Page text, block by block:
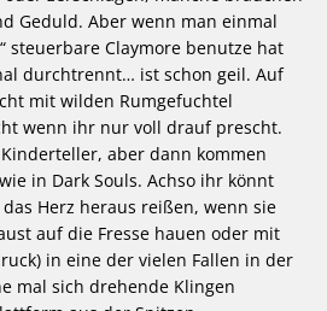
Geduld. Aber wenn man einmal
steuerbare Claymore benutze hat
durchtrennt… ist schon geil. Auf
mit wilden Rumgefuchtel
wenn ihr nur voll drauf prescht.
aber dann kommen
in Dark Souls. Achso ihr könnt
Herz heraus reißen, wenn sie
auf die Fresse hauen oder mit
in eine der vielen Fallen in der
mal sich drehende Klingen